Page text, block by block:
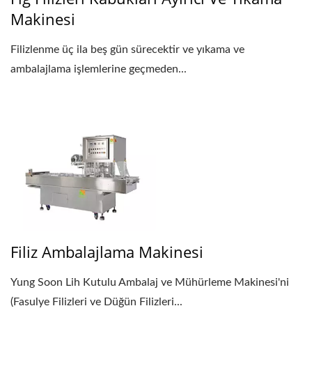
Makinesi
Filizlenme üç ila beş gün sürecektir ve yıkama ve
ambalajlama işlemlerine geçmeden...
Filiz Ambalajlama Makinesi
Yung Soon Lih Kutulu Ambalaj ve Mühürleme Makinesi'ni
(Fasulye Filizleri ve Düğün Filizleri...